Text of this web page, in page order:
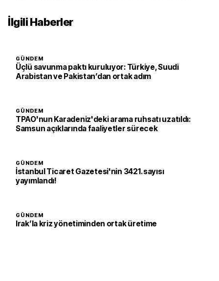
İlgili Haberler
GÜNDEM
Üçlü savunma paktı kuruluyor: Türkiye, Suudi
Arabistan ve Pakistan’dan ortak adım
GÜNDEM
TPAO'nun Karadeniz'deki arama ruhsatı uzatıldı:
Samsun açıklarında faaliyetler sürecek
GÜNDEM
İstanbul Ticaret Gazetesi'nin 3421. sayısı
yayımlandı!
GÜNDEM
Irak’la kriz yönetiminden ortak üretime